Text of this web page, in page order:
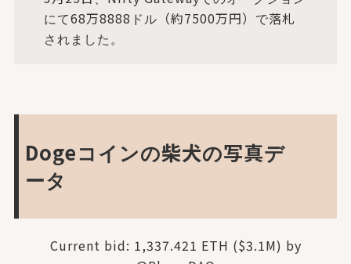
にて68万8888ドル（約7500万円）で落札
されました。
Dogeコインの柴犬の写真デ
ータ
Current bid: 1,337.421 ETH ($3.1M) by